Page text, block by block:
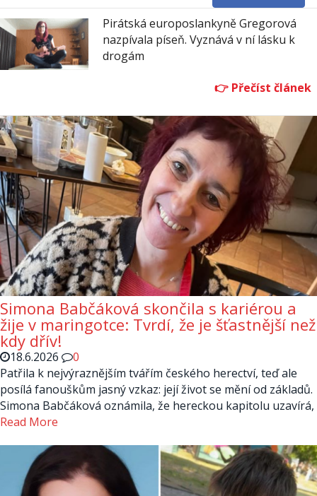
Pirátská europoslankyně Gregorová
nazpívala píseň. Vyznává v ní lásku k
drogám
Simona Babčáková skončila s kariérou a
žije v maringotce: Tvrdí, že je šťastnější než
kdy dřív!
18.6.2026
0
Patřila k nejvýraznějším tvářím českého herectví, teď ale
posílá fanouškům jasný vzkaz: její život se mění od základů.
Simona Babčáková oznámila, že hereckou kapitolu uzavírá,
Read More